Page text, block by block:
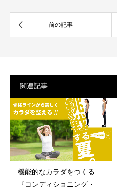
関連記事
機能的なカラダをつくる
『コンディショニング・